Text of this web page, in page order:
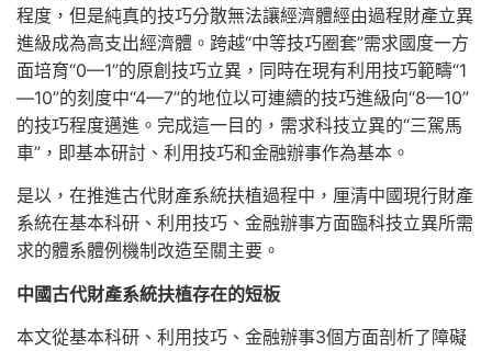
程度，但是純真的技巧分散無法讓經濟體經由過程財產立異
進級成為高支出經濟體。跨越“中等技巧圈套”需求國度一方
面培育“0—1”的原創技巧立異，同時在現有利用技巧範疇“1
—10”的刻度中“4—7”的地位以可連續的技巧進級向“8—10”
的技巧程度邁進。完成這一目的，需求科技立異的“三駕馬
車”，即基本研討、利用技巧和金融辦事作為基本。
是以，在推進古代財產系統扶植過程中，厘清中國現行財產
系統在基本科研、利用技巧、金融辦事方面臨科技立異所需
求的體系體例機制改造至關主要。
中國古代財產系統扶植存在的短板
本文從基本科研、利用技巧、金融辦事3個方面剖析了障礙